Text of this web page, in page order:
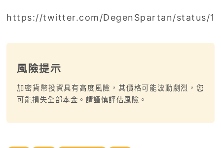
https://twitter.com/DegenSpartan/status/
風險提示
加密貨幣投資具有高度風險，其價格可能波動劇烈，您
可能損失全部本金。請謹慎評估風險。